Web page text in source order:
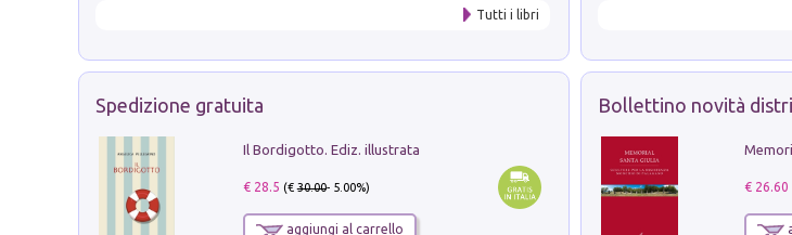
Tutti i libri
Spedizione gratuita
Il Bordigotto. Ediz. illustrata
€ 28.5 (€30.00- 5.00%)
aggiungi al carrello
Bollettino novità
€ 26.60